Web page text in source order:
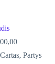
Cartas,Partys